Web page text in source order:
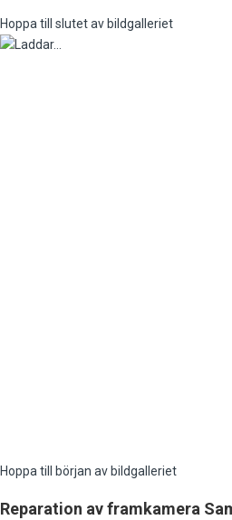
Hoppa till slutet av bildgalleriet
Hoppa till början av bildgalleriet
Reparation av framkamera